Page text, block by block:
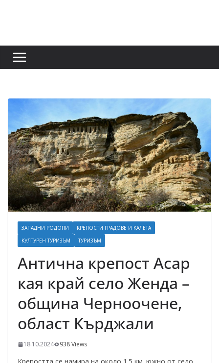
ЗАПАДНИ РОДОПИ
КРЕПОСТИ ГРАДОВЕ И КАЛЕТА
КУЛТУРЕН ТУРИЗЪМ
ТУРИЗЪМ
Антична крепост Асар
кая край село Женда –
община Черноочене,
област Кърджали
18.10.2024 938 Views